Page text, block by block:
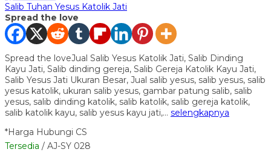
Salib Tuhan Yesus Katolik Jati
Spread the love
Spread the loveJual Salib Yesus Katolik Jati, Salib Dinding
Kayu Jati, Salib dinding gereja, Salib Gereja Katolik Kayu Jati,
Salib Yesus Jati Ukuran Besar, Jual salib yesus, salib yesus, salib
yesus katolik, ukuran salib yesus, gambar patung salib, salib
yesus, salib dinding katolik, salib katolik, salib gereja katolik,
salib katolik kayu, salib yesus kayu jati,… selengkapnya
*Harga Hubungi CS
Tersedia / AJ-SY 028